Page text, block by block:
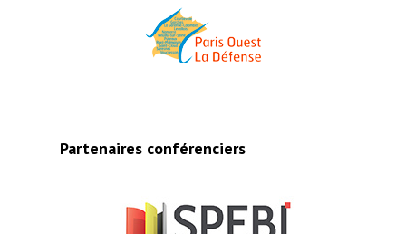
Partenaires conférenciers